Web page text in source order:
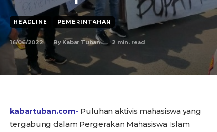
HEADLINE PEMERINTAHAN
16/06/2022 By Kabar Tuban 2 min. read
kabartuban.com- Puluhan aktivis mahasiswa yang
tergabung dalam Pergerakan Mahasiswa Islam